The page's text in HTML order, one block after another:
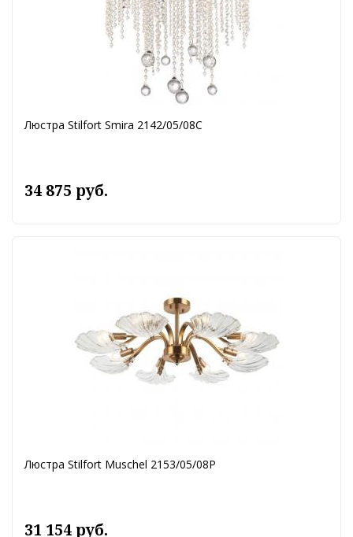
Люстра Stilfort Smira 2142/05/08C
34 875 руб.
Люстра Stilfort Muschel 2153/05/08P
31 154 руб.